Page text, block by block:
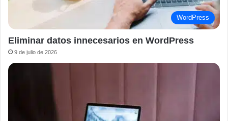
WordPress
Eliminar datos innecesarios en WordPress
9 de julio de 2026